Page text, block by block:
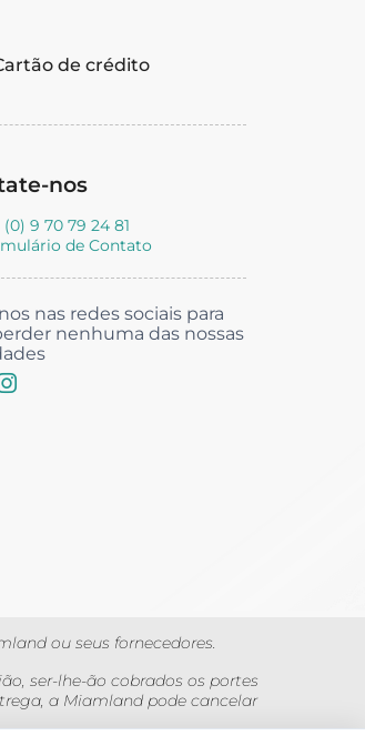
de crédito
nos
(0) 9 70 79 24 81
de Contato
nas redes sociais para
nenhuma das nossas
ou seus fornecedores.
ser-lhe-ão cobrados os portes
a Miamland pode cancelar